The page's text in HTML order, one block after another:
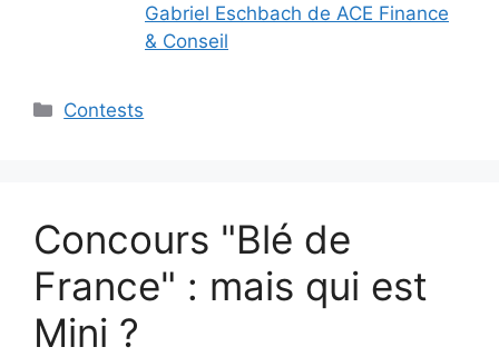
Gabriel Eschbach de ACE Finance
& Conseil
Categories
Contests
Concours "Blé de
France" : mais qui est
Mini ?